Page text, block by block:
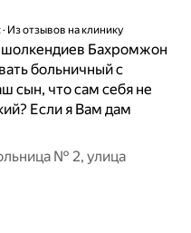
Из отзывов на клинику
Бахромжон
больничный с
сын, что сам себя не
Если я Вам дам
№ 2, улица